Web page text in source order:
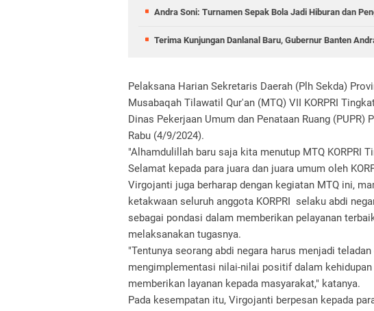
Andra Soni: Turnamen Sepak Bola Jadi Hiburan dan
Terima Kunjungan Danlanal Baru, Gubernur Banten
Pelaksana Harian Sekretaris Daerah (Plh Sekda)
Musabaqah Tilawatil Qur'an (MTQ) VII KORPRI
Dinas Pekerjaan Umum dan Penataan Ruang (PUPR)
Rabu (4/9/2024).
"Alhamdulillah baru saja kita menutup MTQ KORPRI
Selamat kepada para juara dan juara umum oleh
Virgojanti juga berharap dengan kegiatan MTQ ini,
ketakwaan seluruh anggota KORPRI selaku abdi
sebagai pondasi dalam memberikan pelayanan
melaksanakan tugasnya.
"Tentunya seorang abdi negara harus menjadi
mengimplementasi nilai-nilai positif dalam
memberikan layanan kepada masyarakat," katanya.
Pada kesempatan itu, Virgojanti berpesan kepada